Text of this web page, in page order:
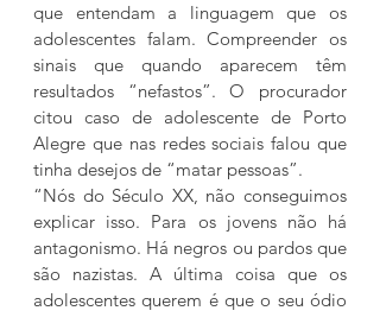
que entendam a linguagem que os
adolescentes falam. Compreender os
sinais que quando aparecem têm
resultados “nefastos”. O procurador
citou caso de adolescente de Porto
Alegre que nas redes sociais falou que
tinha desejos de “matar pessoas”.
“Nós do Século XX, não conseguimos
explicar isso. Para os jovens não há
antagonismo. Há negros ou pardos que
são nazistas. A última coisa que os
adolescentes querem é que o seu ódio